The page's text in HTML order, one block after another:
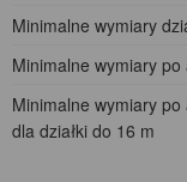
Minimalne wymiary
Minimalne wymiary po
Minimalne wymiary po
dla działki do 16 m